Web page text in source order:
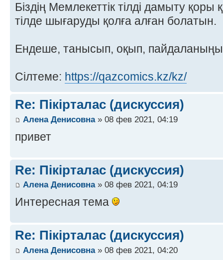
Біздің Мемлекеттік тілді дамыту қоры
тілде шығаруды қолға алған болатын.
Ендеше, танысып, оқып,
Сілтеме: https://qazcomics.kz/kz/
Re: Пікірталас (дискуссия)
Алена Денисовна» 08 фев 2021, 04:19
привет
Re: Пікірталас (дискуссия)
Алена Денисовна» 08 фев 2021, 04:19
Интересная тема
Re: Пікірталас (дискуссия)
Алена Денисовна» 08 фев 2021, 04:20